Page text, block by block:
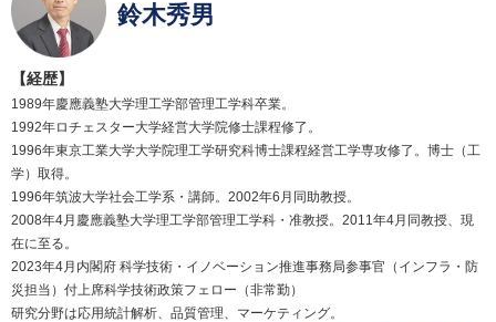
鈴木秀男
【経歴】
1989年慶應義塾大学理工学部管理工学科卒業。
1992年ロチェスター大学経営大学院修士課程修了。
1996年東京工業大学大学院理工学研究科博士課程経営工学専攻修了。博士（工
学）取得。
1996年筑波大学社会工学系・講師。2002年6月同助教授。
2008年4月慶應義塾大学理工学部管理工学科・准教授。2011年4月同教授、現
在に至る。
2023年4月内閣府 科学技術・イノベーション推進事務局参事官（インフラ・防
災担当）付上席科学技術政策フェロー（非常勤）
研究分野は応用統計解析、品質管理、マーケティング。